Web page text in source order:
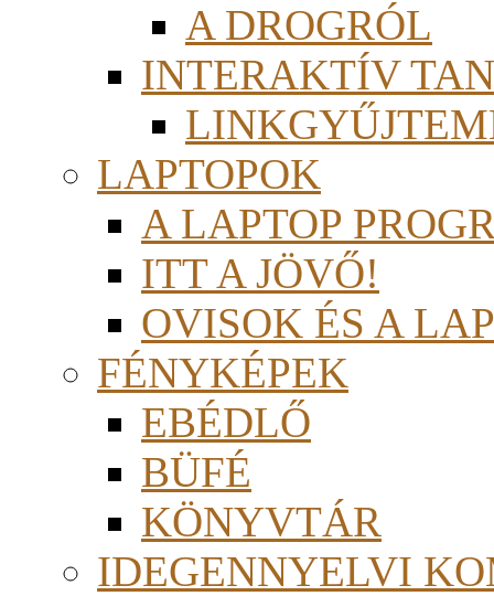
A DROGRÓL
INTERAKTÍV
LAPTOPOK
A LAPTOP
ITT A JÖVŐ!
OVISOK ÉS A
FÉNYKÉPEK
EBÉDLŐ
BÜFÉ
KÖNYVTÁR
IDEGENNYELVI